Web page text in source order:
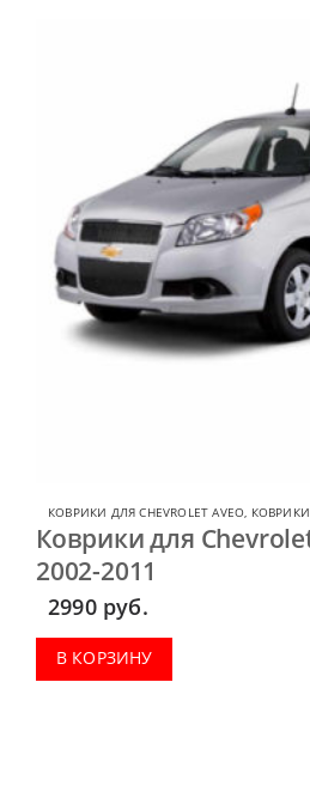
КОВРИКИ ДЛЯ CHEVROLET AVEO КОВРИКИ
Коврики для
2002-2011
2990 руб.
В КОРЗИНУ